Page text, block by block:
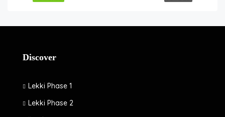
Discover
Lekki Phase 1
Lekki Phase 2